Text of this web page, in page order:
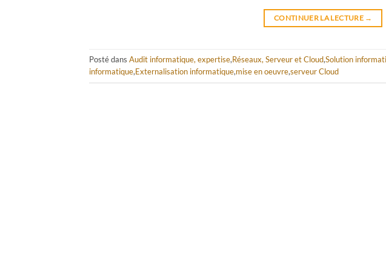
CONTINUER LA LECTURE →
Posté dans Audit informatique, expertise,Réseaux, Serveur et Cloud,Solution
informatique,Externalisation informatique,mise en oeuvre,serveur Cloud